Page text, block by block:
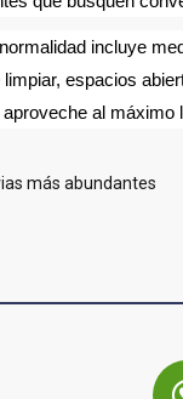
incluye
espacios
al
más abundantes